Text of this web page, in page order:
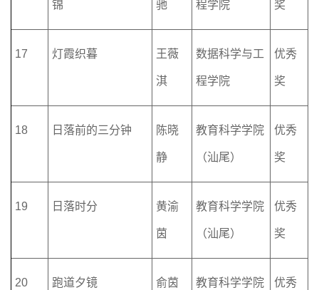
锦 驰 程学院 奖
17 灯霞织暮 王薇
淇
数据科学与工
程学院
优秀
奖
18 日落前的三分钟 陈晓
静
教育科学学院
（汕尾）
优秀
奖
19 日落时分 黄渝
茵
教育科学学院
（汕尾）
优秀
奖
20 跑道夕镜 俞茵 教育科学学院 优秀